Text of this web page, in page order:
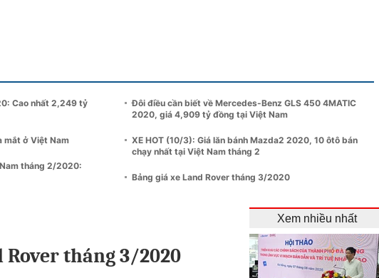
Cao nhất 2,249 tỷ
mắt ở Việt Nam
tháng 2/2020:
Đôi điều cần biết về Mercedes-Benz GLS 450 4MATIC
2020, giá 4,909 tỷ đồng tại Việt Nam
XE HOT (10/3): Giá lăn bánh Mazda2 2020, 10 ôtô bán
chạy nhất tại Việt Nam tháng 2
Bảng giá xe Land Rover tháng 3/2020
Rover tháng 3/2020
Xem nhiều nhất